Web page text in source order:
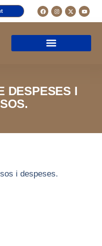
DESPESES I
i despeses.